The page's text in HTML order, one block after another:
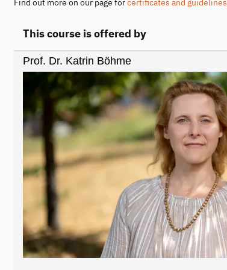
Find out more on our page forcertificates and guidelines
This course is offered by
Prof. Dr. Katrin Böhme